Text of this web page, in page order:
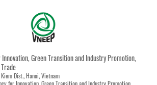
Green Transition and Industry Promotion,
Dist., Hanoi, Vietnam